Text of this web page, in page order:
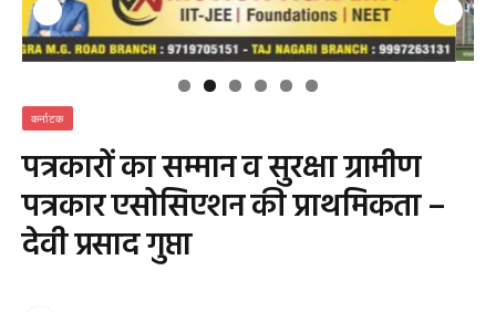
कर्नाटक
पत्रकारों का सम्मान व सुरक्षा ग्रामीण
पत्रकार एसोसिएशन की प्राथमिकता –
देवी प्रसाद गुप्ता